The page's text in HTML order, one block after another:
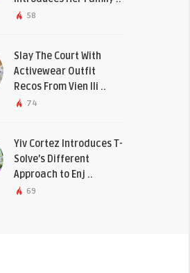
58
Slay The Court With
Activewear Outfit
Recos From Vien Ili ..
74
Yiv Cortez Introduces T-
Solve’s Different
Approach to Enj ..
69